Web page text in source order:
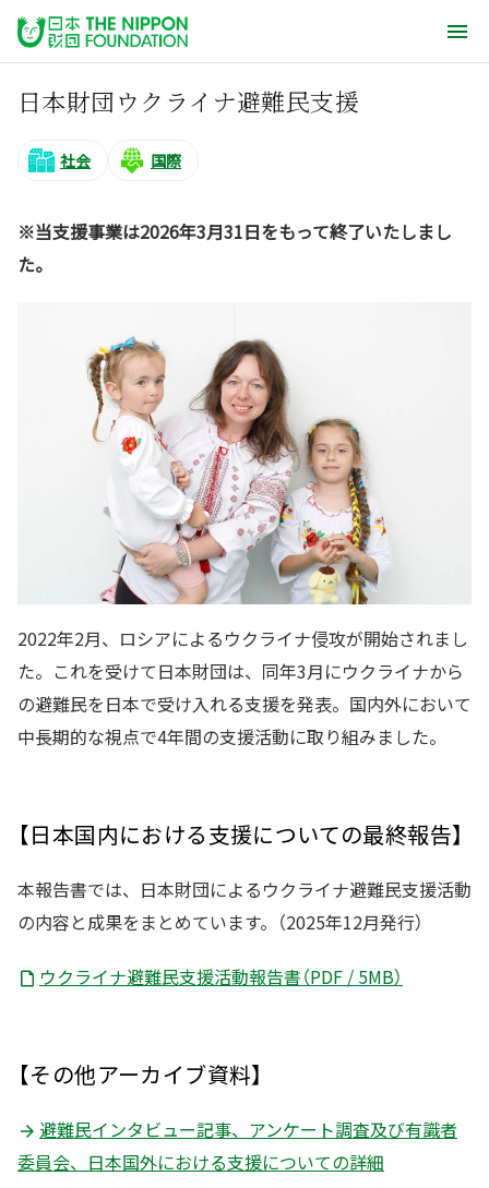
日本財団ウクライナ避難民支援
社会 国際
※当支援事業は2026年3月31日をもって終了いたしまし
た。
2022年2月、ロシアによるウクライナ侵攻が開始されまし
た。これを受けて日本財団は、同年3月にウクライナから
の避難民を日本で受け入れる支援を発表。国内外において
中長期的な視点で4年間の支援活動に取り組みました。
【日本国内における支援についての最終報告】
本報告書では、日本財団によるウクライナ避難民支援活動
の内容と成果をまとめています。（2025年12月発行）
ウクライナ避難民支援活動報告書（PDF / 5MB）
【その他アーカイブ資料】
避難民インタビュー記事、アンケート調査及び有識者
委員会、日本国外における支援についての詳細